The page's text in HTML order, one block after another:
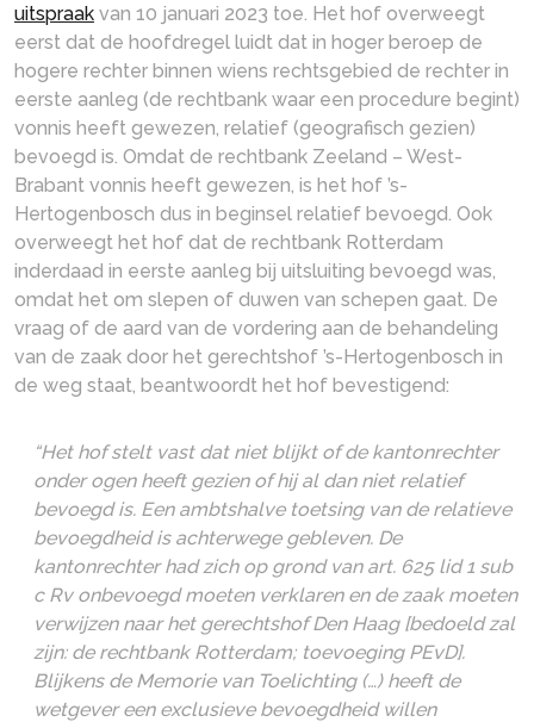
uitspraak van 10 januari 2023 toe. Het hof overweegt
eerst dat de hoofdregel luidt dat in hoger beroep de
hogere rechter binnen wiens rechtsgebied de rechter in
eerste aanleg (de rechtbank waar een procedure begint)
vonnis heeft gewezen, relatief (geografisch gezien)
bevoegd is. Omdat de rechtbank Zeeland – West-
Brabant vonnis heeft gewezen, is het hof ’s-
Hertogenbosch dus in beginsel relatief bevoegd. Ook
overweegt het hof dat de rechtbank Rotterdam
inderdaad in eerste aanleg bij uitsluiting bevoegd was,
omdat het om slepen of duwen van schepen gaat. De
vraag of de aard van de vordering aan de behandeling
van de zaak door het gerechtshof ’s-Hertogenbosch in
de weg staat, beantwoordt het hof bevestigend:
“Het hof stelt vast dat niet blijkt of de kantonrechter
onder ogen heeft gezien of hij al dan niet relatief
bevoegd is. Een ambtshalve toetsing van de relatieve
bevoegdheid is achterwege gebleven. De
kantonrechter had zich op grond van art. 625 lid 1 sub
c Rv onbevoegd moeten verklaren en de zaak moeten
verwijzen naar het gerechtshof Den Haag [bedoeld zal
zijn: de rechtbank Rotterdam; toevoeging PEvD].
Blijkens de Memorie van Toelichting (…) heeft de
wetgever een exclusieve bevoegdheid willen